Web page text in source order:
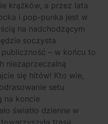
krążków, a przez lata
i pop-punka jest w
na nadchodzącym
soczysta
– w końcu to
niezaprzeczalną
się hitów! Kto wie,
setu
na koncie
światło dzienne w
trasa